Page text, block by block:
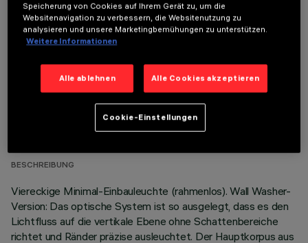
OPTIONALE KOMPONENTEN
TECHNISCHE DATEN
LETZTES UPDATE: 01.08.2026
BESCHREIBUNG
Viereckige Minimal-Einbauleuchte (rahmenlos). Wall Washer-
Version: Das optische System ist so ausgelegt, dass es den
Lichtfluss auf die vertikale Ebene ohne Schattenbereiche
richtet und Ränder präzise ausleuchtet. Der Hauptkorpus aus
Speicherung von Cookies auf Ihrem Gerät zu, um die
Websitenavigation zu verbessern, die Websitenutzung zu
analysieren und unsere Marketingbemühungen zu unterstützen.
Weitere Informationen
Alle ablehnen Alle Cookies akzeptieren
Cookie-Einstellungen